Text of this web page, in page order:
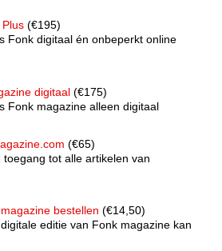
(€195)
Fonk digitaal én onbeperkt online
digitaal (€175)
Fonk magazine alleen digitaal
(€65)
tot alle artikelen van
bestellen (€14,50)
editie van Fonk magazine kan